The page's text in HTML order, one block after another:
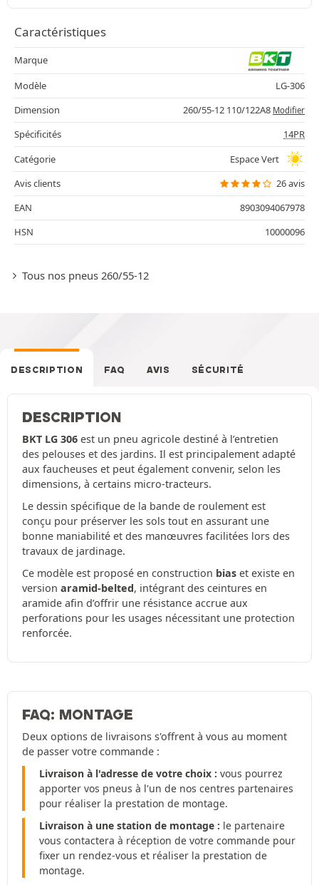
Caractéristiques
Marque
Modèle
LG-306
Dimension
260/55-12 110/122A8 Modifier
Spécificités
14PR
Catégorie
Espace Vert
Avis clients
26 avis
EAN
8903094067978
HSN
10000096
Tous nos pneus 260/55-12
DESCRIPTION FAQ AVIS SÉCURITÉ
DESCRIPTION
BKT LG 306 est un pneu agricole destiné à l’entretien
des pelouses et des jardins. Il est principalement adapté
aux faucheuses et peut également convenir, selon les
dimensions, à certains micro-tracteurs.
Le dessin spécifique de la bande de roulement est
conçu pour préserver les sols tout en assurant une
bonne maniabilité et des manœuvres facilitées lors des
travaux de jardinage.
Ce modèle est proposé en construction bias et existe en
version aramid-belted, intégrant des ceintures en
aramide afin d’offrir une résistance accrue aux
perforations pour les usages nécessitant une protection
renforcée.
FAQ: MONTAGE
Deux options de livraisons s'offrent à vous au moment
de passer votre commande :
Livraison à l'adresse de votre choix : vous pourrez
apporter vos pneus à l'un de nos centres partenaires
pour réaliser la prestation de montage.
Livraison à une station de montage : le partenaire
vous contactera à réception de votre commande pour
fixer un rendez-vous et réaliser la prestation de
montage.